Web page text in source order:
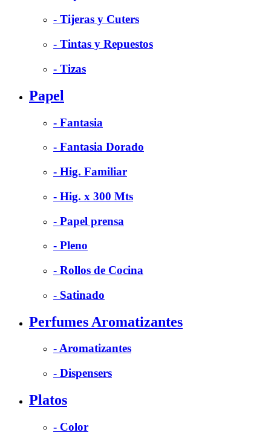
- Tijeras y Cuters
- Tintas y Repuestos
- Tizas
Papel
- Fantasia
- Fantasia Dorado
- Hig. Familiar
- Hig. x 300 Mts
- Papel prensa
- Pleno
- Rollos de Cocina
- Satinado
Perfumes Aromatizantes
- Aromatizantes
- Dispensers
Platos
- Color